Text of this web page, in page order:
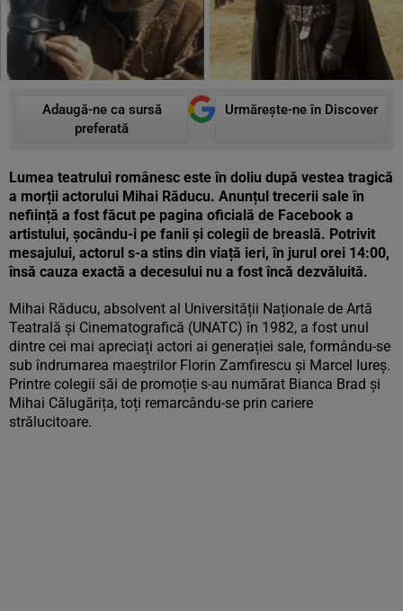
Adaugă-ne ca sursă
preferată
Urmărește-ne în Discover
Lumea teatrului românesc este în doliu după vestea tragică
a morții actorului Mihai Răducu. Anunțul trecerii sale în
neființă a fost făcut pe pagina oficială de Facebook a
artistului, șocându-i pe fanii și colegii de breaslă. Potrivit
mesajului, actorul s-a stins din viață ieri, în jurul orei 14:00,
însă cauza exactă a decesului nu a fost încă dezvăluită.
Mihai Răducu, absolvent al Universității Naționale de Artă
Teatrală și Cinematografică (UNATC) în 1982, a fost unul
dintre cei mai apreciați actori ai generației sale, formându-se
sub îndrumarea maeștrilor Florin Zamfirescu și Marcel Iureș.
Printre colegii săi de promoție s-au numărat Bianca Brad și
Mihai Călugărița, toți remarcându-se prin cariere
strălucitoare.